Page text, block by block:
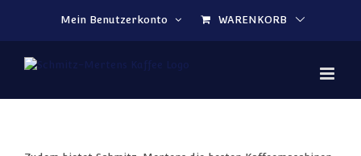
Mein Benutzerkonto
WARENKORB